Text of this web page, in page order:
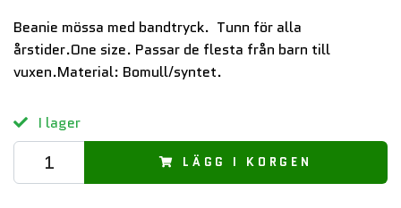
Beanie mössa med bandtryck. Tunn för alla
årstider.One size. Passar de flesta från barn till
vuxen.Material: Bomull/syntet.
I lager
LÄGG I KORGEN